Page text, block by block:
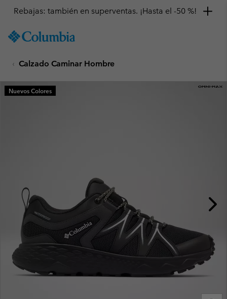
TO
SKIP
MAIN
NAV
Rebajas: también en superventas. ¡Hasta el -50 %!
Calzado Caminar Hombre
Nuevos Colores